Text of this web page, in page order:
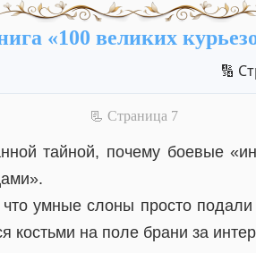
«100 великих
🔢
📃 Cтраница 7
тайной, почему боевые
умные слоны просто
костьми на поле брани за